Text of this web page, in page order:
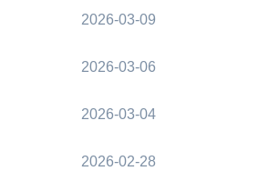
2026-03-09
2026-03-06
2026-03-04
2026-02-28